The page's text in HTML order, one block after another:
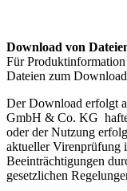
Download von
Für
Dateien zum
Der Download erfolgt
GmbH & Co. KG
oder der Nutzung
aktueller Virenprüfung
Beeinträchtigungen
gesetzlichen